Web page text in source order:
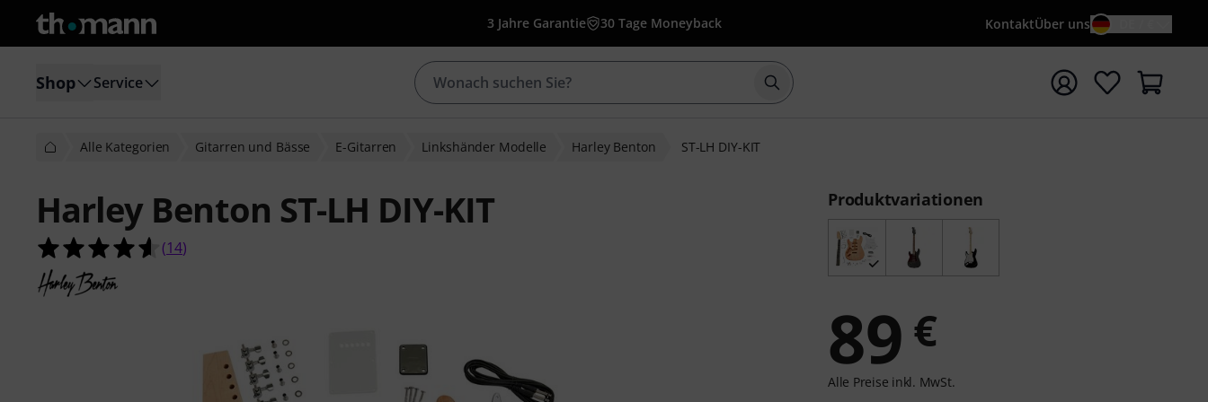
3 Jahre Garantie 30 Tage Moneyback KontaktÜber uns
Shop Service Suche mit Suchwort {searchTerm} starten
Alle Kategorien Gitarren und Bässe E-Gitarren Linkshänder Modelle Harley Benton ST-LH DIY-KIT
Harley Benton ST-LH DIY-KIT
4.6 von 5 Sternen aus 14 Kundenbewertungen
(14)
Produktvariationen
89 €
Alle Preise inkl. MwSt.